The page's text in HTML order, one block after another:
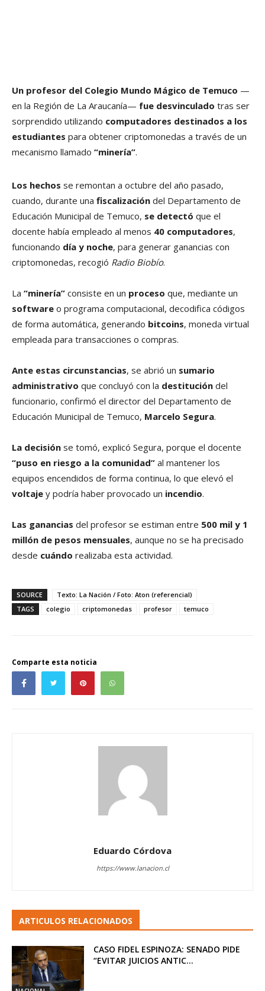
Un profesor del Colegio Mundo Mágico de Temuco —
en la Región de La Araucanía— fue desvinculado tras ser
sorprendido utilizando computadores destinados a los
estudiantes para obtener criptomonedas a través de un
mecanismo llamado “minería”.
Los hechos se remontan a octubre del año pasado,
cuando, durante una fiscalización del Departamento de
Educación Municipal de Temuco, se detectó que el
docente había empleado al menos 40 computadores,
funcionando día y noche, para generar ganancias con
criptomonedas, recogió Radio Biobío.
La “minería” consiste en un proceso que, mediante un
software o programa computacional, decodifica códigos
de forma automática, generando bitcoins, moneda virtual
empleada para transacciones o compras.
Ante estas circunstancias, se abrió un sumario
administrativo que concluyó con la destitución del
funcionario, confirmó el director del Departamento de
Educación Municipal de Temuco, Marcelo Segura.
La decisión se tomó, explicó Segura, porque el docente
“puso en riesgo a la comunidad” al mantener los
equipos encendidos de forma continua, lo que elevó el
voltaje y podría haber provocado un incendio.
Las ganancias del profesor se estiman entre 500 mil y 1
millón de pesos mensuales, aunque no se ha precisado
desde cuándo realizaba esta actividad.
SOURCE
Texto: La Nación / Foto: Aton (referencial)
TAGS
colegio criptomonedas profesor temuco
Comparte esta noticia
Eduardo Córdova
https://www.lanacion.cl
ARTICULOS RELACIONADOS
CASO FIDEL ESPINOZA: SENADO PIDE
“EVITAR JUICIOS ANTIC...